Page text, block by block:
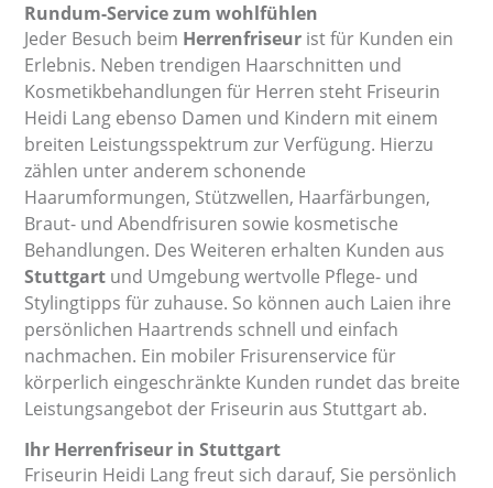
Rundum-Service zum wohlfühlen
Jeder Besuch beim Herrenfriseur ist für Kunden ein
Erlebnis. Neben trendigen Haarschnitten und
Kosmetikbehandlungen für Herren steht Friseurin
Heidi Lang ebenso Damen und Kindern mit einem
breiten Leistungsspektrum zur Verfügung. Hierzu
zählen unter anderem schonende
Haarumformungen, Stützwellen, Haarfärbungen,
Braut- und Abendfrisuren sowie kosmetische
Behandlungen. Des Weiteren erhalten Kunden aus
Stuttgart und Umgebung wertvolle Pflege- und
Stylingtipps für zuhause. So können auch Laien ihre
persönlichen Haartrends schnell und einfach
nachmachen. Ein mobiler Frisurenservice für
körperlich eingeschränkte Kunden rundet das breite
Leistungsangebot der Friseurin aus Stuttgart ab.
Ihr Herrenfriseur in Stuttgart
Friseurin Heidi Lang freut sich darauf, Sie persönlich